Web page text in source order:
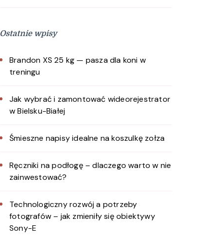
Ostatnie wpisy
Brandon XS 25 kg — pasza dla koni w
treningu
Jak wybrać i zamontować wideorejestrator
w Bielsku-Białej
Śmieszne napisy idealne na koszulkę zołza
Ręczniki na podłogę – dlaczego warto w nie
zainwestować?
Technologiczny rozwój a potrzeby
fotografów – jak zmieniły się obiektywy
Sony-E